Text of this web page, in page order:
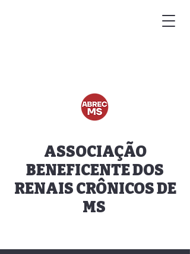
ASSOCIAÇÃO
BENEFICENTE DOS
RENAIS CRÔNICOS DE
MS